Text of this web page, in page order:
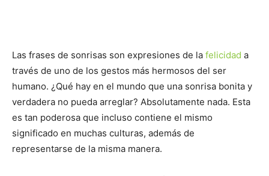
Las frases de sonrisas son expresiones de la felicidad a
través de uno de los gestos más hermosos del ser
humano. ¿Qué hay en el mundo que una sonrisa bonita y
verdadera no pueda arreglar? Absolutamente nada. Esta
es tan poderosa que incluso contiene el mismo
significado en muchas culturas, además de
representarse de la misma manera.